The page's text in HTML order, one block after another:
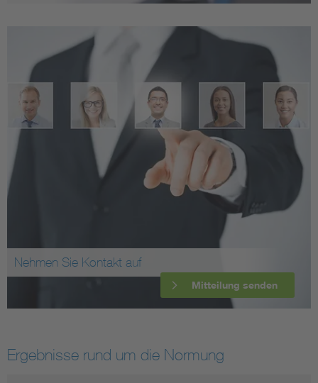
Nehmen Sie Kontakt auf
Mitteilung senden
Ergebnisse rund um die Normung